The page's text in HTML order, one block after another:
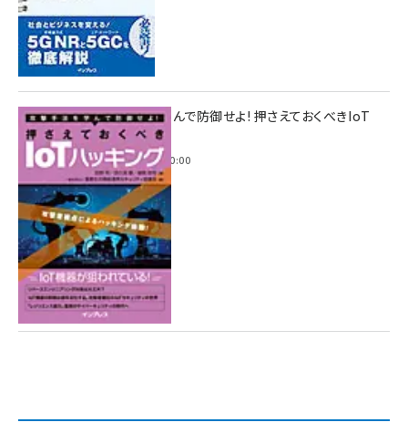
攻撃手法を学んで防御せよ! 押さえておくべきIoT
ハッキング
2022年6月14日 0:00